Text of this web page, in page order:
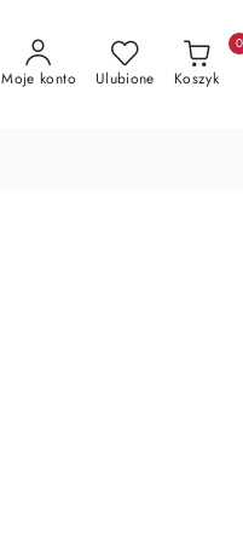
Moje konto Ulubione Koszyk
0